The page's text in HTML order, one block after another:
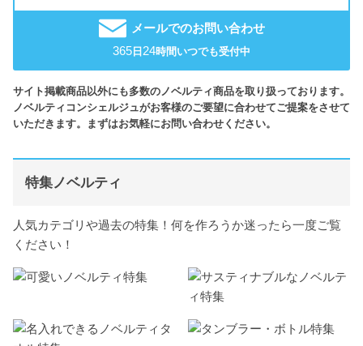
メールでのお問い合わせ
365日24時間いつでも受付中
サイト掲載商品以外にも多数のノベルティ商品を取り扱っております。
ノベルティコンシェルジュがお客様のご要望に合わせてご提案をさせて
いただきます。まずはお気軽にお問い合わせください。
特集ノベルティ
人気カテゴリや過去の特集！何を作ろうか迷ったら一度ご覧
ください！